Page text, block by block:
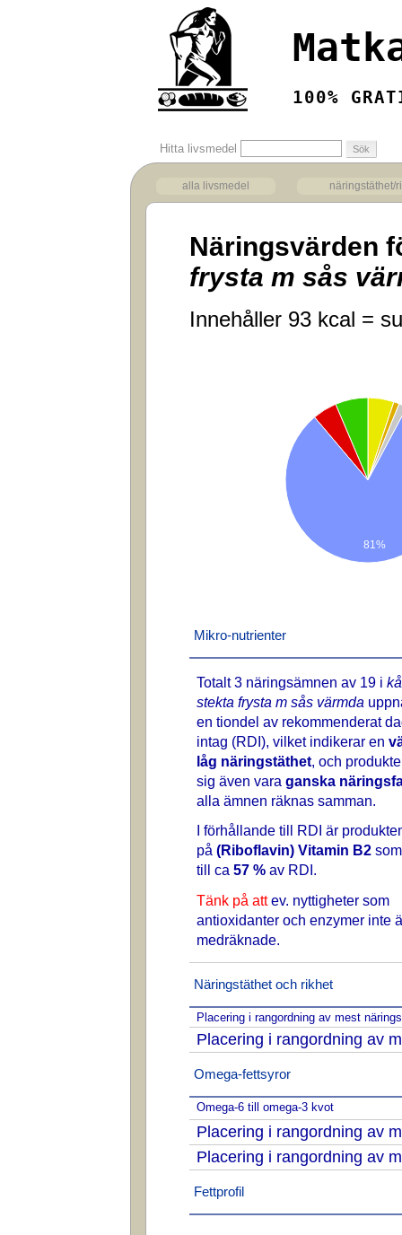
100%
Hitta livsmedel
alla livsmedel näringstäthet/
Näringsvärden
frysta m sås
Innehåller 93 kcal =
81%
Mikro-nutrienter
Totalt 3 näringsämnen av 19 i
stekta frysta m sås värmda
en tiondel av rekommenderat
intag (RDI), vilket indikerar en
låg näringstäthet, och
sig även vara ganska
alla ämnen räknas samman.
I förhållande till RDI är
på (Riboflavin) Vitamin B2
till ca 57 % av RDI.
Tänk på attev. nyttigheter som
antioxidanter och enzymer inte
medräknade.
Näringstäthet och rikhet
Placering i rangordning av mest
Placering i rangordning av
Omega-fettsyror
Omega-6 till omega-3 kvot
Placering i rangordning av
Placering i rangordning av
Fettprofil